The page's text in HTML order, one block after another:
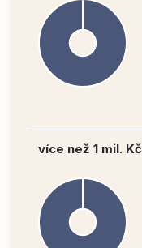
více než 1 mil. Kč